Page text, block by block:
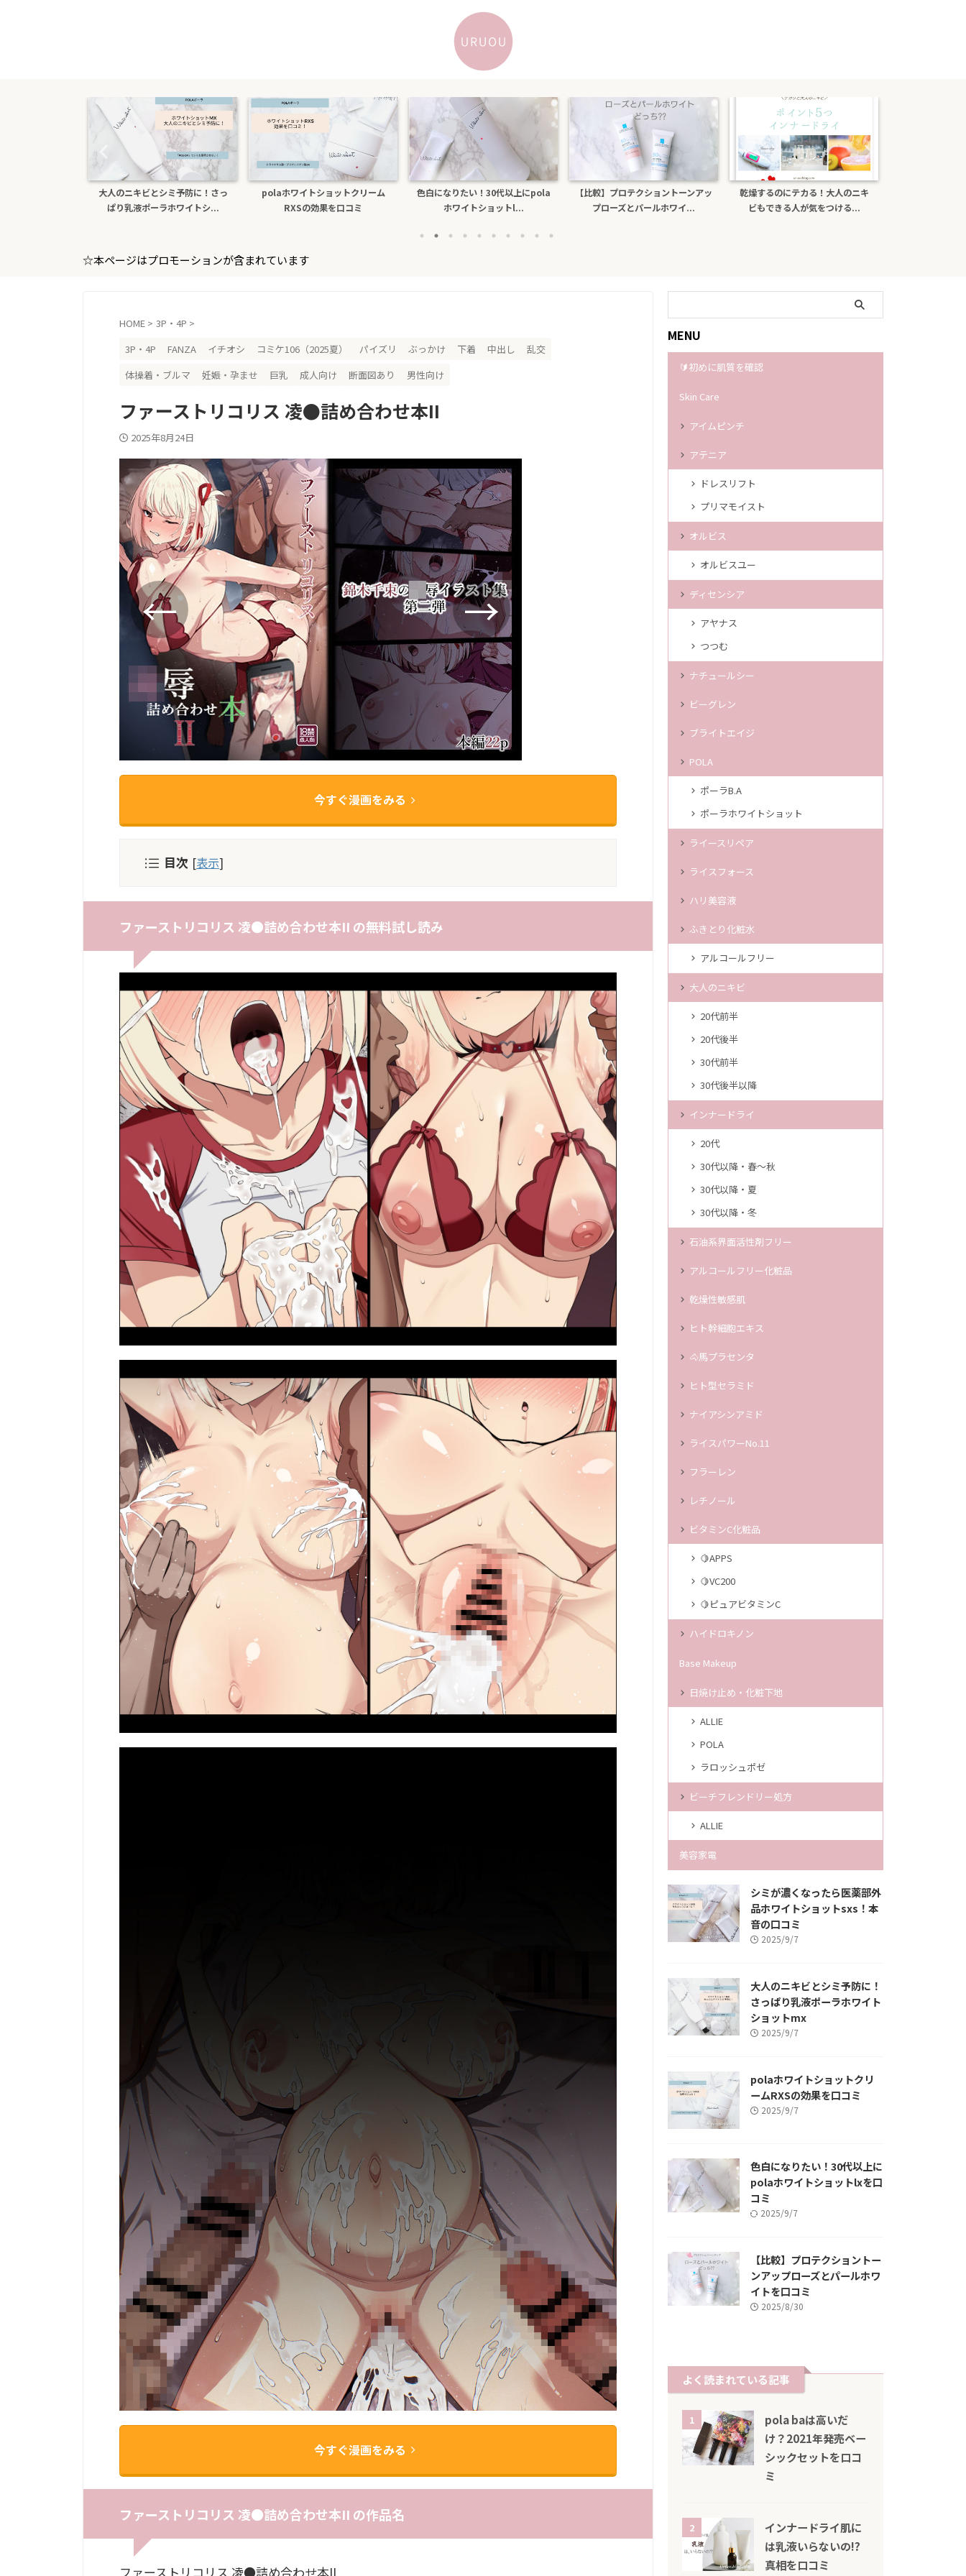
polaホワイトショットクリーム
RXSの効果を口コミ
色白になりたい！30代以上にpola
ホワイトショットl...
【比較】プロテクショントーンアッ
プローズとパールホワイ...
乾燥するのにテカる！大人のニキ
ビもできる人が気をつける...
ポーラb.aライトセレクターは偽物
がある？日焼け止め効...
☆本ページはプロモーションが含まれています
HOME > 3P・4P >
3P・4P
FANZA イチオシ コミケ106（2025夏） パイズリ ぶっかけ 下着 中出し
乱交
体操着・ブルマ
妊娠・孕ませ 巨乳 成人向け 断面図あり 男性向け
ファーストリコリス 凌●詰め合わせ本II
2025年8月24日
今すぐ漫画をみる
目次 [表示]
ファーストリコリス 凌●詰め合わせ本II の無料試し読み
今すぐ漫画をみる
ファーストリコリス 凌●詰め合わせ本II の作品名
ファーストリコリス 凌●詰め合わせ本II
MENU
🔰初めに肌質を確認
Skin Care
アイムピンチ
アテニア
ドレスリフト
プリマモイスト
オルビス
オルビスユー
ディセンシア
アヤナス
つつむ
ナチュールシー
ビーグレン
ブライトエイジ
POLA
ポーラB.A
ポーラホワイトショット
ライースリペア
ライスフォース
ハリ美容液
ふきとり化粧水
アルコールフリー
大人のニキビ
20代前半
20代後半
30代前半
30代後半以降
インナードライ
20代
30代以降・春～秋
30代以降・夏
30代以降・冬
石油系界面活性剤フリー
アルコールフリー化粧品
乾燥性敏感肌
ヒト幹細胞エキス
🐴馬プラセンタ
ヒト型セラミド
ナイアシンアミド
ライスパワーNo.11
フラーレン
レチノール
ビタミンC化粧品
🍋APPS
🍋VC200
🍋ピュアビタミンC
ハイドロキノン
Base Makeup
日焼け止め・化粧下地
ALLIE
POLA
ラロッシュポゼ
ビーチフレンドリー処方
ALLIE
美容家電
シミが濃くなったら医薬部外
品ホワイトショットsxs！本
音の口コミ
2025/9/7
大人のニキビとシミ予防に！
さっぱり乳液ポーラホワイト
ショットmx
2025/9/7
polaホワイトショットクリ
ームRXSの効果を口コミ
2025/9/7
色白になりたい！30代以上に
polaホワイトショットlxを口
コミ
2025/9/7
【比較】プロテクショントー
ンアップローズとパールホワ
イトを口コミ
2025/8/30
よく読まれている記事
1
pola baは高いだ
け？2021年発売ベー
シックセットを口コ
ミ
2
インナードライ肌に
は乳液いらないの!?
真相を口コミ